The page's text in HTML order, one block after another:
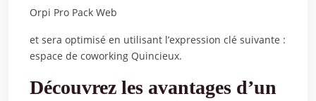
Orpi Pro Pack Web
et sera optimisé en utilisant l’expression clé suivante :
espace de coworking Quincieux.
Découvrez les avantages d’un